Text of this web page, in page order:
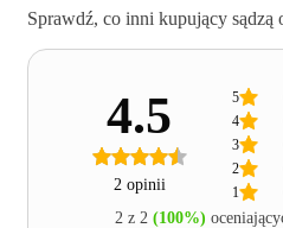
Sprawdź, co inni kupujący sądzą
4.5
2 opinii 1
2
3
4
5
2 z 2 (100%)